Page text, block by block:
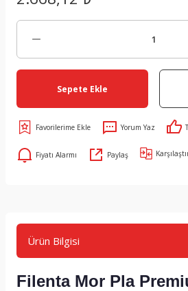
Sepete Ekle
Yorum Yaz
Fiyatı Alarmı Paylaş
Ürün Bilgisi
Filenta Mor Pla